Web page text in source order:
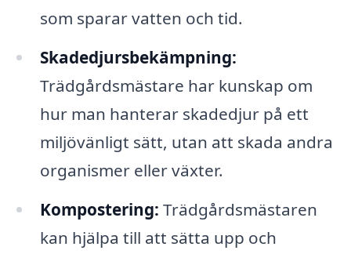
som sparar vatten och tid.
Skadedjursbekämpning:
Trädgårdsmästare har kunskap om
hur man hanterar skadedjur på ett
miljövänligt sätt, utan att skada andra
organismer eller växter.
Kompostering: Trädgårdsmästaren
kan hjälpa till att sätta upp och